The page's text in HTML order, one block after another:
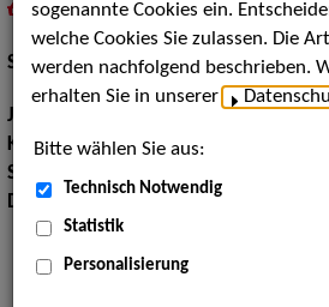
inMeine Merklistelegen
Schauspiel:Film und TV
Jahrgang:
Körpergröße:174 cm
Sprachen:
Dialekte:
Norddeutsch, Schwäbisch
sogenannte Cookies ein.
welche Cookies Sie zulassen. Die
werden nachfolgend beschrieben.
erhalten Sie in unserer
Bitte wählen Sie aus:
Technisch Notwendig
Statistik
Personalisierung